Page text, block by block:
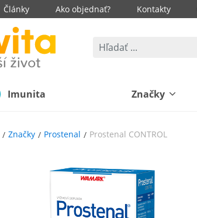
Články Ako objednať? Kontakty
Imunita Značky
Značky Prostenal Prostenal CONTROL